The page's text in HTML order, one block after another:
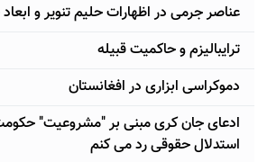
عناصر جرمی در اظهارات حلیم تنویر و
ترایبالیزم و حاکمیت قبیله
دموکراسی ابزاری در افغانستان
ادعای جان کری مبنی بر "مشروعیت"
استدلال حقوقی رد می کنم